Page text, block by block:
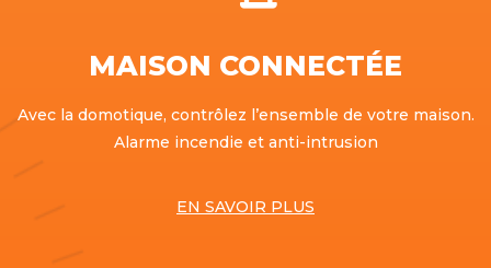
MAISON CONNECTÉE
Avec la domotique, contrôlez l’ensemble de votre maison.
Alarme incendie et anti-intrusion
EN SAVOIR PLUS